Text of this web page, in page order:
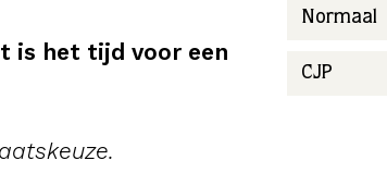
is het tijd voor een
Normaal
CJP